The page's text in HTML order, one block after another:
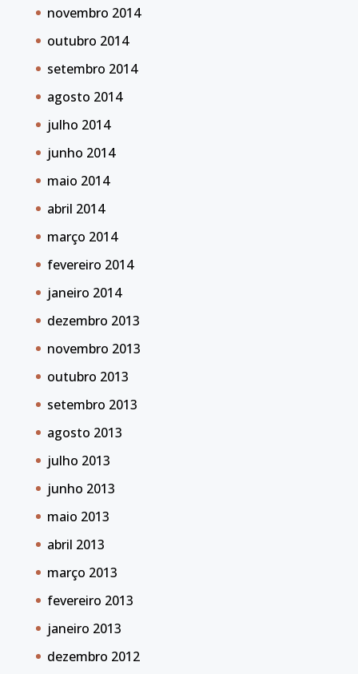
novembro 2014
outubro 2014
setembro 2014
agosto 2014
julho 2014
junho 2014
maio 2014
abril 2014
março 2014
fevereiro 2014
janeiro 2014
dezembro 2013
novembro 2013
outubro 2013
setembro 2013
agosto 2013
julho 2013
junho 2013
maio 2013
abril 2013
março 2013
fevereiro 2013
janeiro 2013
dezembro 2012